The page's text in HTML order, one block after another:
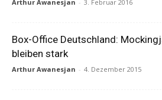
Arthur Awanesjan - 3. Februar 2016
Box-Office Deutschland:
bleiben stark
Arthur Awanesjan - 4. Dezember 2015